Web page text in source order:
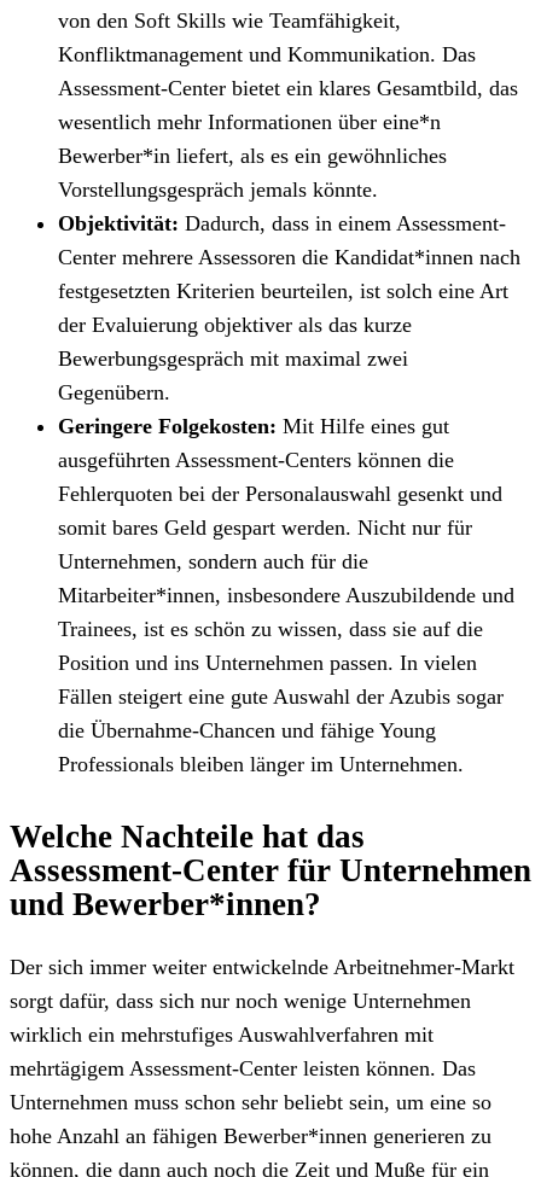
von den Soft Skills wie Teamfähigkeit,
Konfliktmanagement und Kommunikation. Das
Assessment-Center bietet ein klares Gesamtbild, das
wesentlich mehr Informationen über eine*n
Bewerber*in liefert, als es ein gewöhnliches
Vorstellungsgespräch jemals könnte.
Objektivität: Dadurch, dass in einem Assessment-
Center mehrere Assessoren die Kandidat*innen nach
festgesetzten Kriterien beurteilen, ist solch eine Art
der Evaluierung objektiver als das kurze
Bewerbungsgespräch mit maximal zwei
Gegenübern.
Geringere Folgekosten: Mit Hilfe eines gut
ausgeführten Assessment-Centers können die
Fehlerquoten bei der Personalauswahl gesenkt und
somit bares Geld gespart werden. Nicht nur für
Unternehmen, sondern auch für die
Mitarbeiter*innen, insbesondere Auszubildende und
Trainees, ist es schön zu wissen, dass sie auf die
Position und ins Unternehmen passen. In vielen
Fällen steigert eine gute Auswahl der Azubis sogar
die Übernahme-Chancen und fähige Young
Professionals bleiben länger im Unternehmen.
Welche Nachteile hat das
Assessment-Center für Unternehmen
und Bewerber*innen?
Der sich immer weiter entwickelnde Arbeitnehmer-Markt
sorgt dafür, dass sich nur noch wenige Unternehmen
wirklich ein mehrstufiges Auswahlverfahren mit
mehrtägigem Assessment-Center leisten können. Das
Unternehmen muss schon sehr beliebt sein, um eine so
hohe Anzahl an fähigen Bewerber*innen generieren zu
können, die dann auch noch die Zeit und Muße für ein